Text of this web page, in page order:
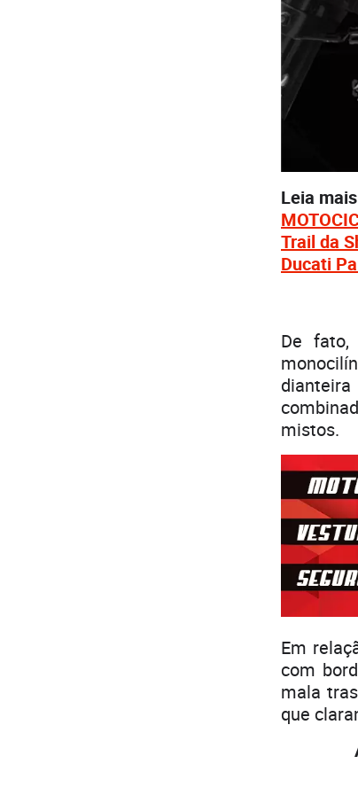
Leia
Trail da
Ducati
De
mistos.
Em
com
mala
que